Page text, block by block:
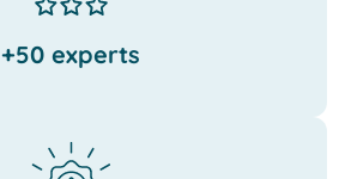
+50 experts